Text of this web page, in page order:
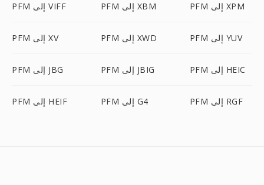
PFM إلى VIFF PFM إلى XBM PFM إلى XPM
PFM إلى XV PFM إلى XWD PFM إلى YUV
PFM إلى JBG PFM إلى JBIG PFM إلى HEIC
PFM إلى HEIF PFM إلى G4 PFM إلى RGF